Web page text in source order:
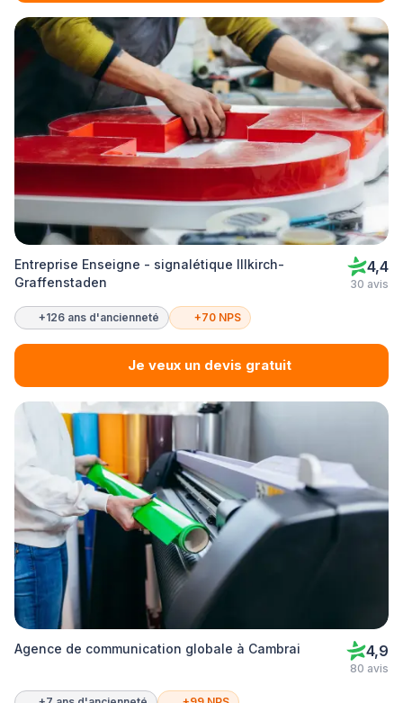
Entreprise Enseigne - signalétique Illkirch-
Graffenstaden
4,4
30 avis
+126 ans d'ancienneté +70 NPS
Je veux un devis gratuit
Agence de communication globale à Cambrai 4,9
80 avis